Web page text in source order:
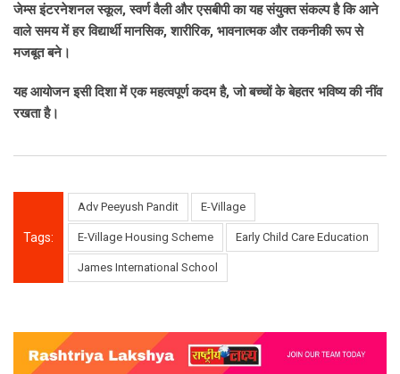
जेम्स इंटरनेशनल स्कूल, स्वर्ण वैली और एसबीपी का यह संयुक्त संकल्प है कि आने
वाले समय में हर विद्यार्थी मानसिक, शारीरिक, भावनात्मक और तकनीकी रूप से
मजबूत बने।
यह आयोजन इसी दिशा में एक महत्वपूर्ण कदम है, जो बच्चों के बेहतर भविष्य की नींव
रखता है।
Tags:
Adv Peeyush Pandit E-Village
E-Village Housing Scheme Early Child Care Education
James International School